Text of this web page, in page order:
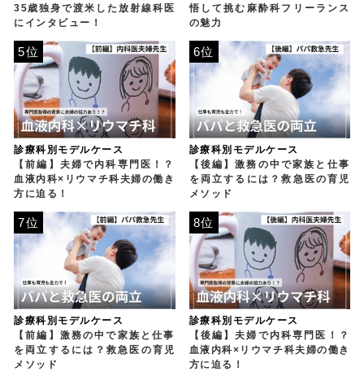
35歳独身で渡米した放射線科医
にインタビュー！
悟して挑む麻酔科フリーランス
の魅力
診療科別モデルケース
【前編】夫婦で内科専門医！？
血液内科×リウマチ科夫婦の働き
方に迫る！
5位
診療科別モデルケース
【後編】激務の中で家族と仕事
を両立するには？救急医の育児
メソッド
6位
診療科別モデルケース
【前編】激務の中で家族と仕事
を両立するには？救急医の育児
メソッド
7位
診療科別モデルケース
【後編】夫婦で内科専門医！？
血液内科×リウマチ科夫婦の働き
方に迫る！
8位